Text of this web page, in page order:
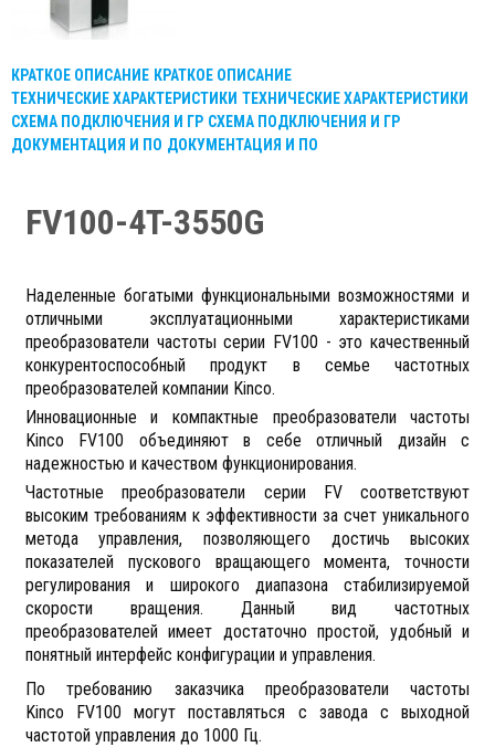
КРАТКОЕ ОПИСАНИЕ КРАТКОЕ ОПИСАНИЕ
ТЕХНИЧЕСКИЕ ХАРАКТЕРИСТИКИ ТЕХНИЧЕСКИЕ ХАРАКТЕРИСТИКИ
СХЕМА ПОДКЛЮЧЕНИЯ И ГР СХЕМА ПОДКЛЮЧЕНИЯ И ГР
ДОКУМЕНТАЦИЯ И ПО ДОКУМЕНТАЦИЯ И ПО
FV100-4T-3550G
Наделенные богатыми функциональными возможностями и
отличными эксплуатационными характеристиками
преобразователи частоты серии FV100 - это качественный
конкурентоспособный продукт в семье частотных
преобразователей компании Kinco.
Инновационные и компактные преобразователи частоты
Kinco FV100 объединяют в себе отличный дизайн с
надежностью и качеством функционирования.
Частотные преобразователи серии FVсоответствуют
высоким требованиям к эффективности за счет уникального
метода управления, позволяющего достичь высоких
показателей пускового вращающего момента, точности
регулирования и широкого диапазона стабилизируемой
скорости вращения. Данный вид частотных
преобразователей имеет достаточно простой, удобный и
понятный интерфейс конфигурации и управления.
По требованию заказчика преобразователи частоты
Kinco FV100 могут поставляться с завода с выходной
частотой управления до 1000 Гц.